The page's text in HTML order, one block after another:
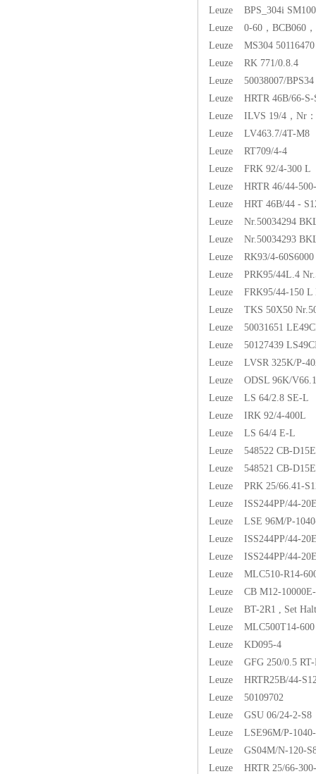
Leuze BPS_304i SM100
Leuze 0-60，BCB060，
Leuze MS304 50116470
Leuze RK 771/0.8.4
Leuze 50038007/BPS34
Leuze HRTR 46B/66-S-
Leuze ILVS 19/4，Nr：
Leuze LV463.7/4T-M8
Leuze RT709/4-4
Leuze FRK 92/4-300 L
Leuze HRTR 46/44-
Leuze HRT 46B/44 -
Leuze Nr.50034294
Leuze Nr.50034293
Leuze RK93/4-60S6000
Leuze PRK95/44L.4
Leuze FRK95/44-150 L
Leuze TKS 50X50
Leuze 50031651
Leuze 50127439
Leuze LVSR 325K/P-
Leuze ODSL 96K/
Leuze LS 64/2.8 SE-L
Leuze IRK 92/4-400L
Leuze LS 64/4 E-L
Leuze 548522 CB-
Leuze 548521 CB-
Leuze PRK 25/66.41-
Leuze ISS244PP/44-
Leuze LSE 96M/P-
Leuze ISS244PP/44-
Leuze ISS244PP/44-
Leuze MLC510-R14-
Leuze CB M12-
Leuze BT-2R1 , Set
Leuze MLC500T14-600
Leuze KD095-4
Leuze GFG 250/0.5 RT-
Leuze HRTR25B/44-
Leuze 50109702
Leuze GSU 06/24-2-S8
Leuze LSE96M/P-
Leuze GS04M/N-120-
Leuze HRTR 25/66-